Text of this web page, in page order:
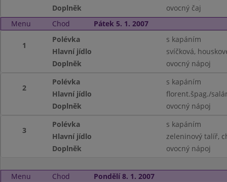
Doplněk
ovocný čaj
Menu
Chod Pátek 5. 1. 2007
1
Polévka
s kapáním
Hlavní jídlo
svíčková,
Doplněk
ovocný nápoj
2
Polévka
s kapáním
Hlavní jídlo
florent.špag./
Doplněk
ovocný nápoj
3
Polévka
s kapáním
Hlavní jídlo
zeleninový talíř,
Doplněk
ovocný nápoj
Menu Chod Pondělí 8. 1. 2007